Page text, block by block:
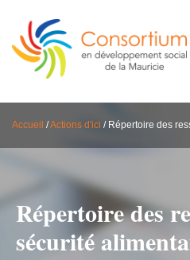
Accueil /Actions d'ici / Répertoire des
Répertoire des
sécurité